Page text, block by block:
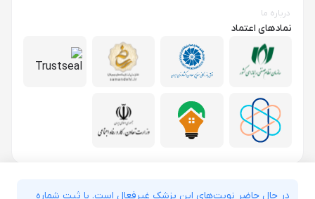
در حال حاضر نوبت‌های این پزشک غیرفعال است. با ثبت شماره
درباره ما
نمادهای اعتماد